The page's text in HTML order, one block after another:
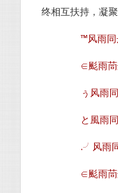
终相互扶持，凝
™风雨
∈颩雨
ぅ风雨
と風雨
.╯风雨
∈颩雨